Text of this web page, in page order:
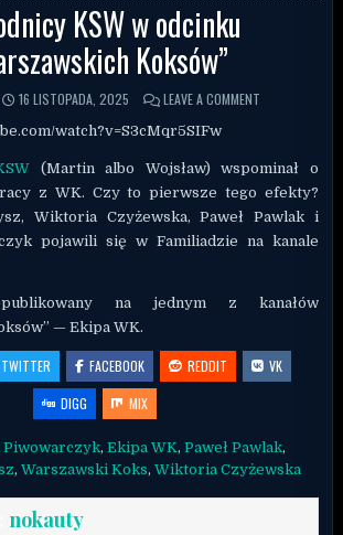
KSW w odcinku
Koksów”
16 LISTOPADA, 2025 LEAVE A COMMENT
watch?v=S3cMqr5SIFw
(Martin albo Wojsław) wspominał o
z WK. Czy to pierwsze tego efekty?
Wiktoria Czyżewska, Paweł Pawlak i
pojawili się w Familiadzie na kanale
na jednym z kanałów
— Ekipa WK.
TWITTER FACEBOOK REDDIT
VK
DIGG
MIX
Piwowarczyk,Ekipa WK,Paweł Pawlak,
,Warszawski Koks,Wiktoria Czyżewska
nokauty